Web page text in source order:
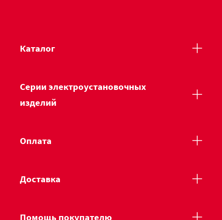
Каталог
Серии электроустановочных
изделий
Оплата
Доставка
Помощь покупателю